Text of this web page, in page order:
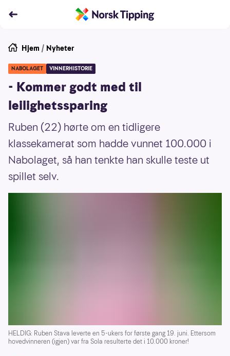
Hjem / Nyheter
NABOLAGET VINNERHISTORIE
- Kommer godt med til
leilighetssparing
Ruben (22) hørte om en tidligere
klassekamerat som hadde vunnet 100.000 i
Nabolaget, så han tenkte han skulle teste ut
spillet selv.
HELDIG: Ruben Stava leverte en 5-ukers for første gang 19. juni. Ettersom
hovedvinneren (igjen) var fra Sola resulterte det i 10.000 kroner!